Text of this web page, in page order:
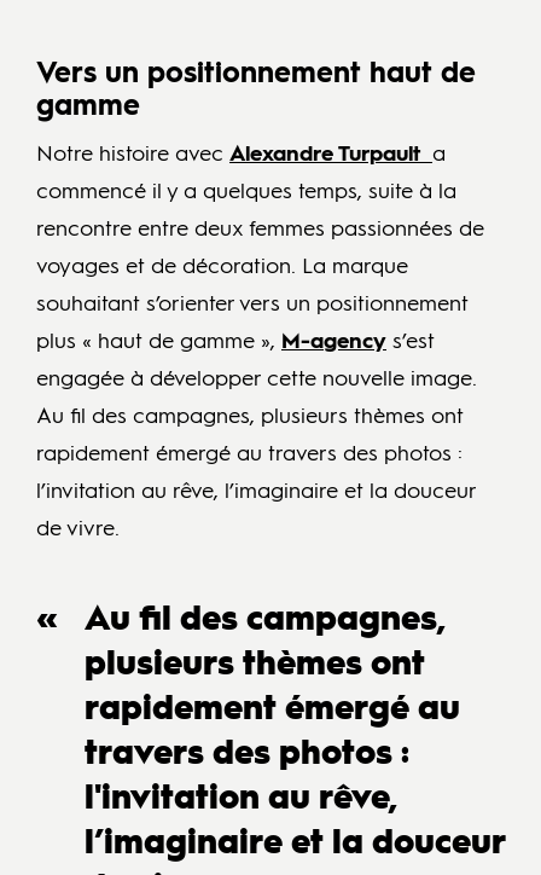
Vers un positionnement haut de
gamme
Notre histoire avec Alexandre Turpault a
commencé il y a quelques temps, suite à la
rencontre entre deux femmes passionnées de
voyages et de décoration. La marque
souhaitant s’orienter vers un positionnement
plus « haut de gamme », M-agency s’est
engagée à développer cette nouvelle image.
Au fil des campagnes, plusieurs thèmes ont
rapidement émergé au travers des photos :
l’invitation au rêve, l’imaginaire et la douceur
de vivre.
Au fil des campagnes,
plusieurs thèmes ont
rapidement émergé au
travers des photos :
l'invitation au rêve,
l’imaginaire et la douceur